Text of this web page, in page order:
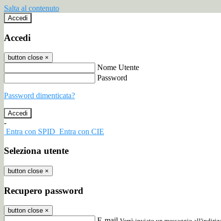
Salta al contenuto
Accedi
Accedi
button close ×
Nome Utente
Password
Password dimenticata?
-
Entra con SPID Entra con CIE
Seleziona utente
button close ×
Recupero password
button close ×